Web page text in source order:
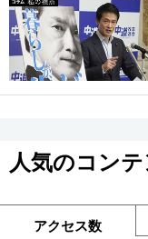
人気のコン
アクセス数